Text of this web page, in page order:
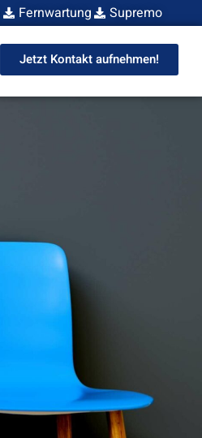
Fernwartung Supremo
Jetzt Kontakt aufnehmen!